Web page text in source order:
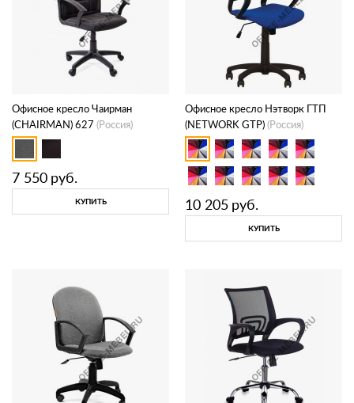
Офисное кресло Чаирман
(CHAIRMAN) 627 (Россия)
7 550 руб.
КУПИТЬ
Офисное кресло Нэтворк ГТП
(NETWORK GTP)(Россия)
10 205 руб.
КУПИТЬ